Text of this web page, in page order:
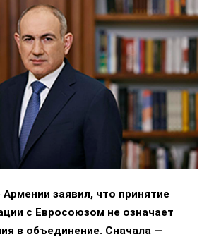
заявил, что принятие
с Евросоюзом не означает
в объединение. Сначала —